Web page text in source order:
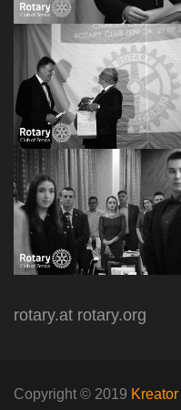
rotary.at rotary.org
Copyright © 2019 Kreator